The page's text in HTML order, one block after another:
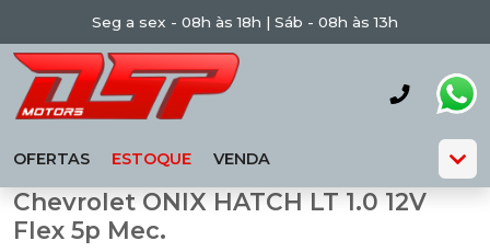
Seg a sex - 08h às 18h | Sáb - 08h às 13h
OFERTAS ESTOQUE VENDA
Chevrolet ONIX HATCH LT 1.0 12V
Flex 5p Mec.